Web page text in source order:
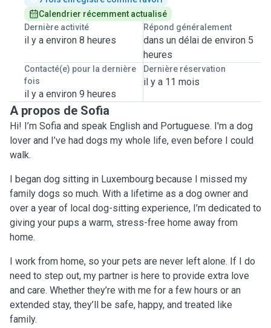
Calendrier récemment actualisé
Dernière activité
il y a environ 8 heures
Répond généralement
dans un délai de environ 5
heures
Contacté(e) pour la dernière
fois
il y a environ 9 heures
Dernière réservation
il y a 11 mois
A propos de Sofia
Hi! I’m Sofia and speak English and Portuguese. I'm a dog
lover and I’ve had dogs my whole life, even before I could
walk.
I began dog sitting in Luxembourg because I missed my
family dogs so much. With a lifetime as a dog owner and
over a year of local dog-sitting experience, I’m dedicated to
giving your pups a warm, stress-free home away from
home.
I work from home, so your pets are never left alone. If I do
need to step out, my partner is here to provide extra love
and care. Whether they’re with me for a few hours or an
extended stay, they’ll be safe, happy, and treated like
family.